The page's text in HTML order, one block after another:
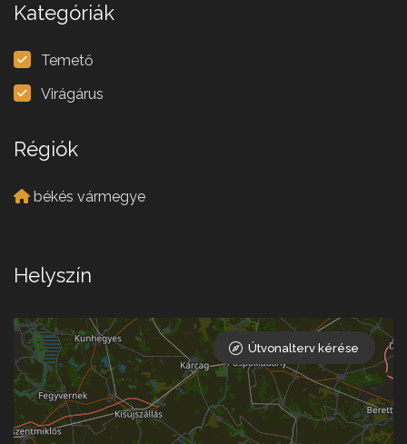
Kategóriák
Temető
Virágárus
Régiók
békés vármegye
Helyszín
Útvonalterv kérése